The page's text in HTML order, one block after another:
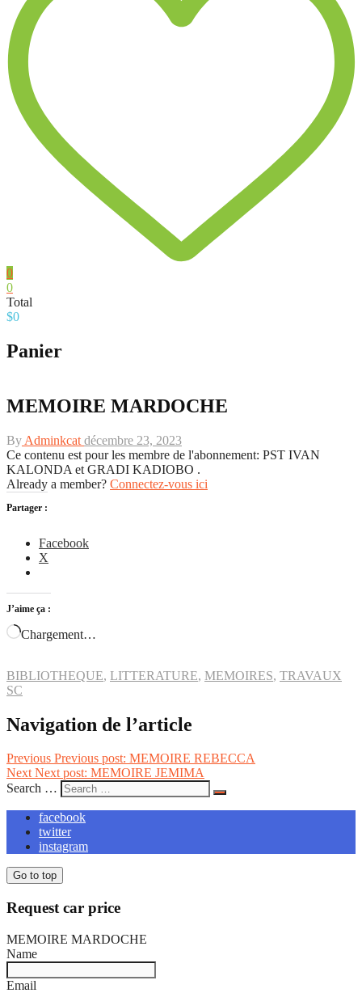
0
0
Total
$0
Panier
MEMOIRE MARDOCHE
By Adminkcat décembre 23, 2023
Ce contenu est pour les membre de l'abonnement: PST IVAN
KALONDA et GRADI KADIOBO .
Already a member? Connectez-vous ici
Partager :
Facebook
X
J’aime ça :
Chargement…
BIBLIOTHEQUE, LITTERATURE, MEMOIRES, TRAVAUX
SC
Navigation de l’article
Previous Previous post: MEMOIRE REBECCA
Next Next post: MEMOIRE JEMIMA
Search …
facebook
twitter
instagram
Go to top
Request car price
MEMOIRE MARDOCHE
Name
Email